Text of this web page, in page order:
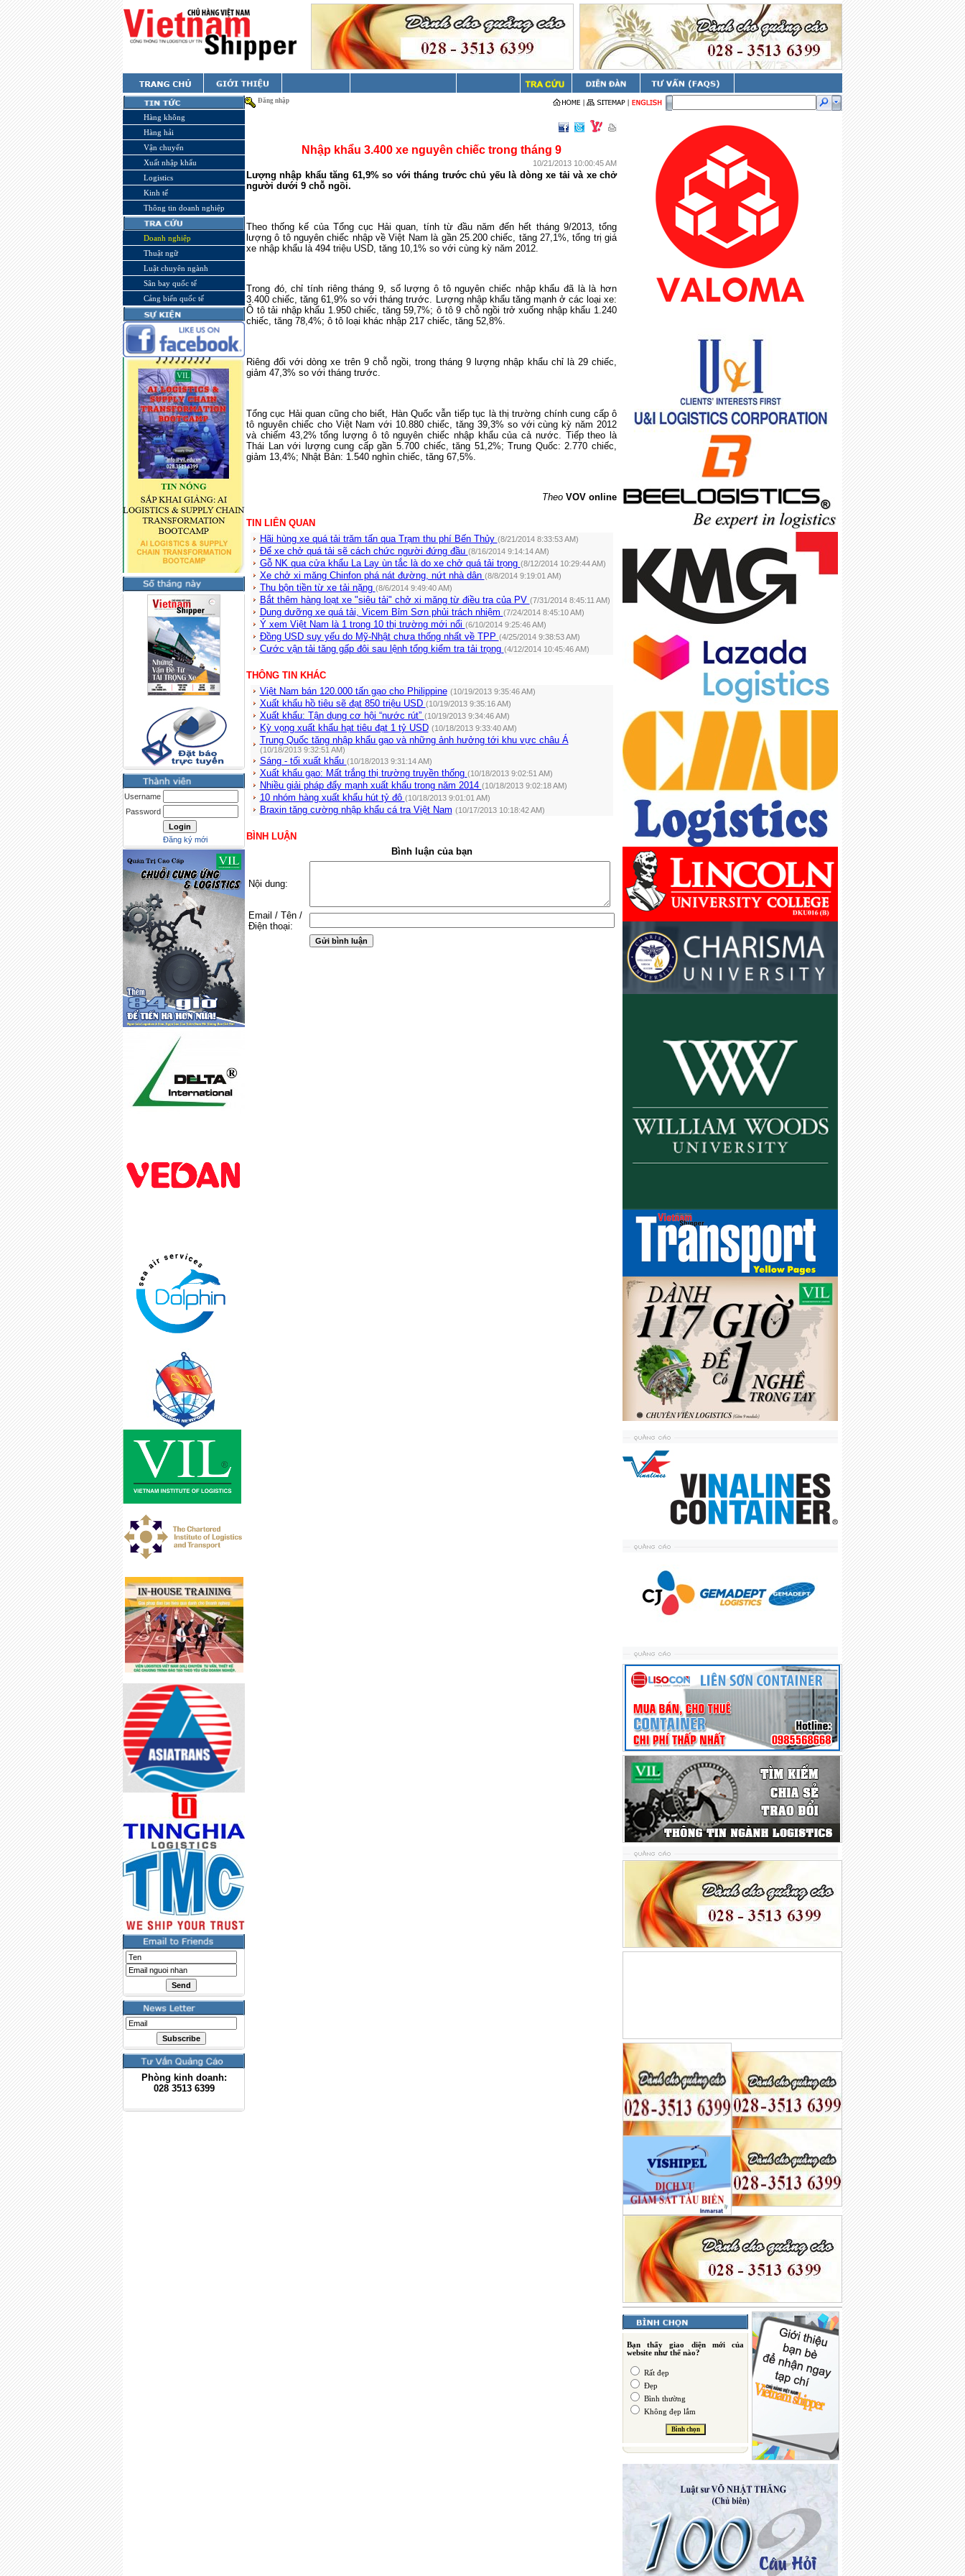
Hàng không
Hàng hải
Vận chuyển
Xuất nhập khẩu
Logistics
Kinh tế
Thông tin doanh nghiệp
Doanh nghiệp
Thuật ngữ
Luật chuyên ngành
Sân bay quốc tế
Cảng biển quốc tế
Username
Password
Đăng ký mới
Phòng kinh doanh:
028 3513 6399
Đăng nhập
Nhập khẩu 3.400 xe nguyên chiếc trong tháng 9
10/21/2013 10:00:45 AM
Lượng nhập khẩu tăng 61,9% so với tháng trước chủ yếu là dòng xe tải và xe chở
người dưới 9 chỗ ngồi.
Theo thống kế của Tổng cục Hải quan, tính từ đầu năm đến hết tháng 9/2013, tổng
lượng ô tô nguyên chiếc nhập về Việt Nam là gần 25.200 chiếc, tăng 27,1%, tổng trị giá
xe nhập khẩu là 494 triệu USD, tăng 10,1% so với cùng kỳ năm 2012.
Trong đó, chỉ tính riêng tháng 9, số lượng ô tô nguyên chiếc nhập khẩu đã là là hơn
3.400 chiếc, tăng 61,9% so với tháng trước. Lượng nhập khẩu tăng mạnh ở các loại xe:
Ô tô tải nhập khẩu 1.950 chiếc, tăng 59,7%; ô tô 9 chỗ ngồi trở xuống nhập khẩu 1.240
chiếc, tăng 78,4%; ô tô loại khác nhập 217 chiếc, tăng 52,8%.
Riêng đối với dòng xe trên 9 chỗ ngồi, trong tháng 9 lượng nhập khẩu chỉ là 29 chiếc,
giảm 47,3% so với tháng trước.
Tổng cục Hải quan cũng cho biết, Hàn Quốc vẫn tiếp tục là thị trường chính cung cấp ô
tô nguyên chiếc cho Việt Nam với 10.880 chiếc, tăng 39,3% so với cùng kỳ năm 2012
và chiếm 43,2% tổng lượng ô tô nguyên chiếc nhập khẩu của cả nước. Tiếp theo là
Thái Lan với lượng cung cấp gần 5.700 chiếc, tăng 51,2%; Trung Quốc: 2.770 chiếc,
giảm 13,4%; Nhật Bản: 1.540 nghìn chiếc, tăng 67,5%.
Theo VOV online
TIN LIÊN QUAN
Hãi hùng xe quá tải trăm tấn qua Trạm thu phí Bến Thủy (8/21/2014 8:33:53 AM)
Để xe chở quá tải sẽ cách chức người đứng đầu (8/16/2014 9:14:14 AM)
Gỗ NK qua cửa khẩu La Lay ùn tắc là do xe chở quá tải trọng (8/12/2014 10:29:44 AM)
Xe chở xi măng Chinfon phá nát đường, nứt nhà dân (8/8/2014 9:19:01 AM)
Thu bộn tiền từ xe tải nặng (8/6/2014 9:49:40 AM)
Bắt thêm hàng loạt xe "siêu tải" chở xi măng từ điều tra của PV (7/31/2014 8:45:11 AM)
Dung dưỡng xe quá tải, Vicem Bỉm Sơn phủi trách nhiệm (7/24/2014 8:45:10 AM)
Ý xem Việt Nam là 1 trong 10 thị trường mới nổi (6/10/2014 9:25:46 AM)
Đồng USD suy yếu do Mỹ-Nhật chưa thống nhất về TPP (4/25/2014 9:38:53 AM)
Cước vận tải tăng gấp đôi sau lệnh tổng kiểm tra tải trọng (4/12/2014 10:45:46 AM)
THÔNG TIN KHÁC
Việt Nam bán 120.000 tấn gạo cho Philippine (10/19/2013 9:35:46 AM)
Xuất khẩu hồ tiêu sẽ đạt 850 triệu USD (10/19/2013 9:35:16 AM)
Xuất khẩu: Tận dụng cơ hội “nước rút” (10/19/2013 9:34:46 AM)
Kỳ vọng xuất khẩu hạt tiêu đạt 1 tỷ USD (10/18/2013 9:33:40 AM)
Trung Quốc tăng nhập khẩu gạo và những ảnh hưởng tới khu vực châu Á
(10/18/2013 9:32:51 AM)
Sáng - tối xuất khẩu (10/18/2013 9:31:14 AM)
Xuất khẩu gạo: Mất trắng thị trường truyền thống (10/18/2013 9:02:51 AM)
Nhiều giải pháp đẩy mạnh xuất khẩu trong năm 2014 (10/18/2013 9:02:18 AM)
10 nhóm hàng xuất khẩu hút tỷ đô (10/18/2013 9:01:01 AM)
Braxin tăng cường nhập khẩu cá tra Việt Nam (10/17/2013 10:18:42 AM)
BÌNH LUẬN
Bình luận của bạn
Nội dung:
Email / Tên /
Điện thoại:
Bạn thấy giao diện mới của
website như thế nào?
Rất đẹp
Đẹp
Bình thường
Không đẹp lắm